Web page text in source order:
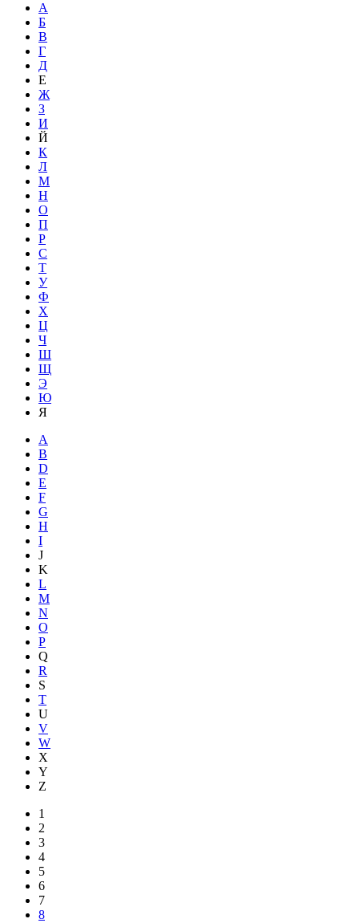
А
Б
В
Г
Д
Е
Ж
З
И
Й
К
Л
М
Н
О
П
Р
С
Т
У
Ф
Х
Ц
Ч
Ш
Щ
Э
Ю
Я
A
B
D
E
F
G
H
I
J
K
L
M
N
O
P
Q
R
S
T
U
V
W
X
Y
Z
1
2
3
4
5
6
7
8